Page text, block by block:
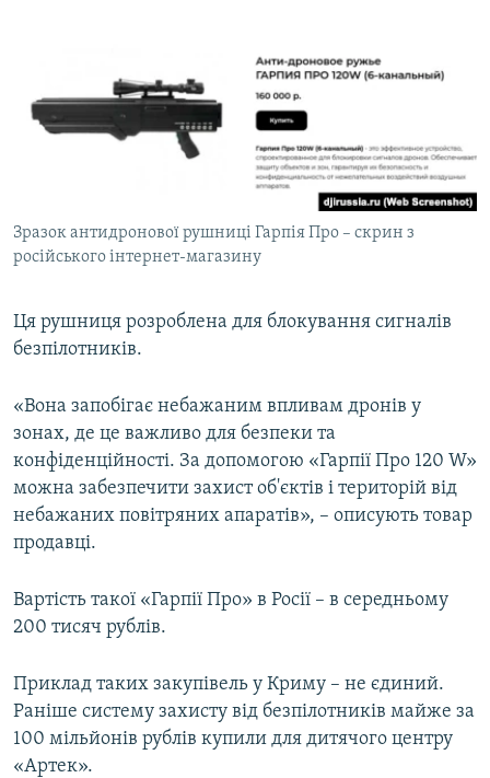
Зразок антидронової рушниці Гарпія Про – скрин з
російського інтернет-магазину
Ця рушниця розроблена для блокування сигналів
безпілотників.
«Вона запобігає небажаним впливам дронів у
зонах, де це важливо для безпеки та
конфіденційності. За допомогою «Гарпії Про 120 W»
можна забезпечити захист об'єктів і територій від
небажаних повітряних апаратів», – описують товар
продавці.
Вартість такої «Гарпії Про» в Росії – в середньому
200 тисяч рублів.
Приклад таких закупівель у Криму – не єдиний.
Раніше систему захисту від безпілотників майже за
100 мільйонів рублів купили для дитячого центру
«Артек».